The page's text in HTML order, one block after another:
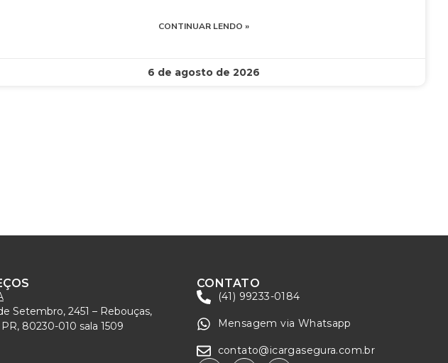
CONTINUAR LENDO »
6 de agosto de 2026
Setembro, 2451 – Rebouças,
80230-010 sala 1509
CONTATO
(41) 99233-0184
Mensagem via Whatsapp
contato@icargasegura.com.br